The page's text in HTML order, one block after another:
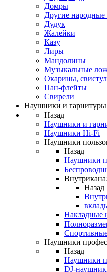
Домры
Другие
Дудук
Жалейки
Казу
Лиры
Мандолины
Музыкальные
Окарины,
Пан-флейты
Свирели
Наушники и гарнитуры
Назад
Наушники и
Наушники Hi-Fi
Наушники
Назад
Наушники
Назад
Накладные
Наушники
Назад
Наушники
DJ-